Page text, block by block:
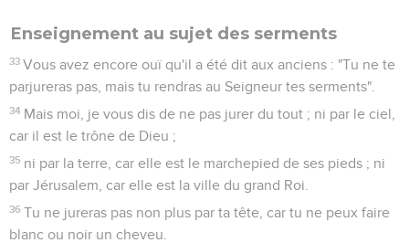
Enseignement au sujet des serments
33 Vous avez encore ouï qu'il a été dit aux anciens : "Tu ne te
parjureras pas, mais tu rendras au Seigneur tes serments".
34 Mais moi, je vous dis de ne pas jurer du tout ; ni par le ciel,
car il est le trône de Dieu ;
35 ni par la terre, car elle est le marchepied de ses pieds ; ni
par Jérusalem, car elle est la ville du grand Roi.
36 Tu ne jureras pas non plus par ta tête, car tu ne peux faire
blanc ou noir un cheveu.